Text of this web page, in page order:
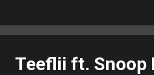
Teeflii ft. Snoop